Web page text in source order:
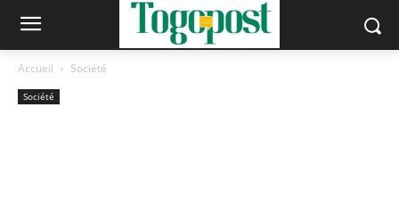
Accueil Société
Société